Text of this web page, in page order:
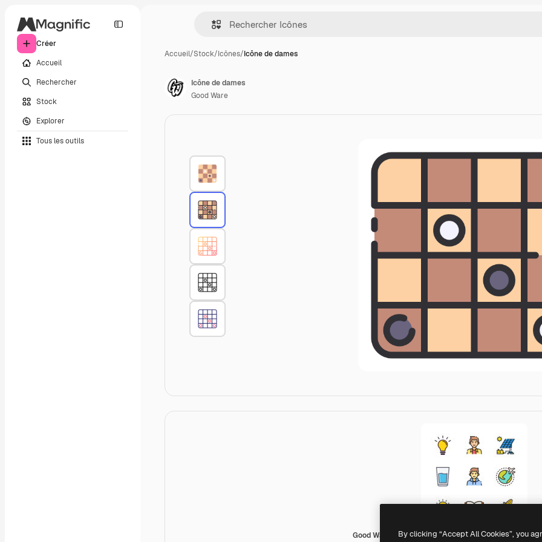
Créer
Accueil
Rechercher
Stock
Explorer
Tous les outils
Accueil/Stock/Icônes/Icône de dames
Good Ware Lineal Color
Icône de dames
Good Ware
By clicking “Accept All Cookies”, you